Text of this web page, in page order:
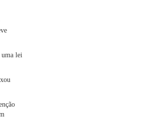
uma lei